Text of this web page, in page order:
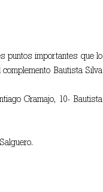
puntos importantes que lo
Bautista Silva
Gramajo, 10- Bautista